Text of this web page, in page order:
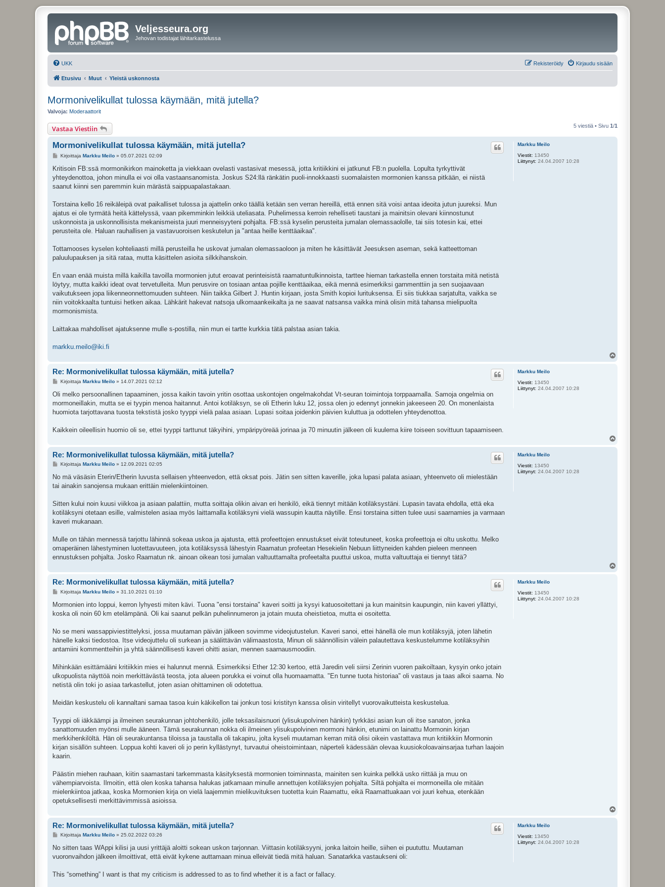
Veljesseura.org
Jehovan todistajat lähitarkastelussa
UKK Kirjaudu sisään
Rekisteröidy
Etusivu Muut Yleistä uskonnosta
Mormonivelikullat tulossa käymään, mitä jutella?
Valvoja: Moderaattorit
Vastaa Viestiin 5 viestiä • Sivu 1/1
Markku Meilo
Viestit: 13450
Liittynyt: 24.04.2007 10:28
Mormonivelikullat tulossa käymään, mitä jutella?
V
e
t
i
Kirjoittaja Markku Meilo» 05.07.2021 02:09
Kritisoin FB:ssä mormonikirkon mainoketta ja viekkaan ovelasti vastasivat mesessä, jotta kritiikkini ei jatkunut FB:n puolella. Lopulta tyrkyttivät
yhteydenottoa, johon minulla ei voi olla vastaansanomista. Joskus S24:llä ränkätin puoli-innokkaasti suomalaisten mormonien kanssa pitkään, ei niistä
saanut kiinni sen paremmin kuin märästä saippuapalastakaan.
Torstaina kello 16 reikäleipä ovat paikalliset tulossa ja ajattelin onko täällä ketään sen verran hereillä, että ennen sitä voisi antaa ideoita jutun juureksi. Mun
ajatus ei ole tyrmätä heitä kättelyssä, vaan pikemminkin leikkiä uteliasata. Puhelimessa kerroin rehelliseti taustani ja mainitsin olevani kiinnostunut
uskonnoista ja uskonnollisista mekanismeista juuri menneisyyteni pohjalta. FB:ssä kyselin perusteita jumalan olemassaololle, tai siis totesin kai, ettei
perusteita ole. Haluan rauhallisen ja vastavuoroisen keskutelun ja "antaa heille kenttäaikaa".
Tottamooses kyselen kohteliaasti millä perusteilla he uskovat jumalan olemassaoloon ja miten he käsittävät Jeesuksen aseman, sekä katteettoman
paluulupauksen ja sitä rataa, mutta käsittelen asioita silkkihanskoin.
En vaan enää muista millä kaikilla tavoilla mormonien jutut eroavat perinteisistä raamatuntulkinnoista, tarttee hieman tarkastella ennen torstaita mitä netistä
löytyy, mutta kaikki ideat ovat tervetulleita. Mun perusvire on tosiaan antaa pojille kenttäaikaa, eikä mennä esimerkiksi garnmenttiin ja sen suojaavaan
vaikutukseen jopa liikenneonnettomuuden suhteen. Niin taikka Gilbert J. Huntin kirjaan, josta Smith kopioi lurituksensa. Ei siis tiukkaa sarjatulta, vaikka se
niin voitokkaalta tuntuisi hetken aikaa. Lähkärit hakevat natsoja ulkomaankeikalta ja ne saavat natsansa vaikka minä olisin mitä tahansa mielipuolta
mormonismista.
Laittakaa mahdolliset ajatuksenne mulle s-postilla, niin mun ei tartte kurkkia tätä palstaa asian takia.
markku.meilo@iki.fi
Markku Meilo
Viestit: 13450
Liittynyt: 24.04.2007 10:28
Re: Mormonivelikullat tulossa käymään, mitä jutella?
V
e
t
i
Kirjoittaja Markku Meilo» 14.07.2021 02:12
Oli melko persoonallinen tapaaminen, jossa kaikin tavoin yritin osottaa uskontojen ongelmakohdat Vt-seuran toimintoja torppaamalla. Samoja ongelmia on
mormoneillakin, mutta se ei tyypin menoa haitannut. Antoi kotiläksyn, se oli Etherin luku 12, jossa olen jo edennyt jonnekin jakeeseen 20. On monenlaista
huomiota tarjottavana tuosta tekstistä josko tyyppi vielä palaa asiaan. Lupasi soitaa joidenkin päivien kuluttua ja odottelen yhteydenottoa.
Kaikkein oileellisin huomio oli se, ettei tyyppi tarttunut täkyihini, ympäripyöreää jorinaa ja 70 minuutin jälkeen oli kuulema kiire toiseen sovittuun tapaamiseen.
Markku Meilo
Viestit: 13450
Liittynyt: 24.04.2007 10:28
Re: Mormonivelikullat tulossa käymään, mitä jutella?
V
e
t
Kirjoittaja Markku Meilo» 12.09.2021 02:05
No mä väsäsin Eterin/Etherin luvusta sellaisen yhteenvedon, että oksat pois. Jätin sen sitten kaverille, joka lupasi palata asiaan, yhteenveto oli mielestään
tai ainakin sanojensa mukaan erittäin mielenkiintoinen.
Sitten kului noin kuusi viikkoa ja asiaan palattiin, mutta soittaja olikin aivan eri henkilö, eikä tiennyt mitään kotiläksystäni. Lupasin tavata ehdolla, että eka
kotiläksyni otetaan esille, valmistelen asiaa myös laittamalla kotiläksyni vielä wassupin kautta näytille. Ensi torstaina sitten tulee uusi saarnamies ja varmaan
kaveri mukanaan.
Mulle on tähän mennessä tarjottu lähinnä sokeaa uskoa ja ajatusta, että profeettojen ennustukset eivät toteutuneet, koska profeettoja ei oltu uskottu. Melko
omaperäinen lähestyminen luotettavuuteen, jota kotiläksyssä lähestyin Raamatun profeetan Hesekielin Nebuun liittyneiden kahden pieleen menneen
ennustuksen pohjalta. Josko Raamatun nk. ainoan oikean tosi jumalan valtuuttamalta profeetalta puuttui uskoa, mutta valtuuttaja ei tiennyt tätä?
Markku Meilo
Viestit: 13450
Liittynyt: 24.04.2007 10:28
Re: Mormonivelikullat tulossa käymään, mitä jutella?
V
e
t
Kirjoittaja Markku Meilo» 31.10.2021 01:10
Mormonien into loppui, kerron lyhyesti miten kävi. Tuona "ensi torstaina" kaveri soitti ja kysyi katuosoitettani ja kun mainitsin kaupungin, niin kaveri yllättyi,
koska oli noin 60 km etelämpänä. Oli kai saanut pelkän puhelinnumeron ja jotain muuta oheistietoa, mutta ei osoitetta.
No se meni wassappiviestittelyksi, jossa muutaman päivän jälkeen sovimme videojutustelun. Kaveri sanoi, ettei hänellä ole mun kotiläksyjä, joten lähetin
hänelle kaksi tiedostoa. Itse videojuttelu oli surkean ja säälittävän välimaastosta, Minun oli säännöllisin välein palautettava keskustelumme kotiläksyihin
antamiini kommentteihin ja yhtä säännöllisesti kaveri ohitti asian, mennen saarnausmoodiin.
Mihinkään esittämääni kritiikkin mies ei halunnut mennä. Esimerkiksi Ether 12:30 kertoo, että Jaredin veli siirsi Zerinin vuoren paikoiltaan, kysyin onko jotain
ulkopuolista näyttöä noin merkittävästä teosta, jota alueen porukka ei voinut olla huomaamatta. "En tunne tuota historiaa" oli vastaus ja taas alkoi saarna. No
netistä olin toki jo asiaa tarkastellut, joten asian ohittaminen oli odotettua.
Meidän keskustelu oli kannaltani samaa tasoa kuin käkikellon tai jonkun tosi kristityn kanssa olisin viritellyt vuorovaikutteista keskustelua.
Tyyppi oli iäkkäämpi ja ilmeinen seurakunnan johtohenkilö, jolle teksasilaisnuori (ylisukupolvinen hänkin) tyrkkäsi asian kun oli itse sanaton, jonka
sanattomuuden myönsi mulle ääneen. Tämä seurakunnan nokka oli ilmeinen ylisukupolvinen mormoni hänkin, etunimi on lainattu Mormonin kirjan
merkkihenkilöltä. Hän oli seurakuntansa tiloissa ja taustalla oli takapiru, jolta kyseli muutaman kerran mitä olisi oikein vastattava mun kritiikkiin Mormonin
kirjan sisällön suhteen. Loppua kohti kaveri oli jo perin kyllästynyt, turvautui oheistoimintaan, näperteli kädessään olevaa kuusiokoloavainsarjaa turhan laajoin
kaarin.
Päästin miehen rauhaan, kiitin saamastani tarkemmasta käsityksestä mormonien toiminnasta, mainiten sen kuinka pelkkä usko riittää ja muu on
vähempiarvoista. Ilmoitin, että olen koska tahansa halukas jatkamaan minulle annettujen kotiläksyjen pohjalta. Siltä pohjalta ei mormoneilla ole mitään
mielenkiintoa jatkaa, koska Mormonien kirja on vielä laajemmin mielikuvituksen tuotetta kuin Raamattu, eikä Raamattuakaan voi juuri kehua, etenkään
opetuksellisesti merkittävimmissä asioissa.
Markku Meilo
Viestit: 13450
Liittynyt: 24.04.2007 10:28
Re: Mormonivelikullat tulossa käymään, mitä jutella?
V
e
t
Kirjoittaja Markku Meilo» 25.02.2022 03:26
No sitten taas WAppi kilisi ja uusi yrittäjä aloitti sokean uskon tarjonnan. Viittasin kotiläksyyni, jonka laitoin heille, siihen ei puututtu. Muutaman
vuoronvaihdon jälkeen ilmoittivat, että eivät kykene auttamaan minua elleivät tiedä mitä haluan. Sanatarkka vastaukseni oli:
This “something” I want is that my criticism is addressed to as to find whether it is a fact or fallacy.